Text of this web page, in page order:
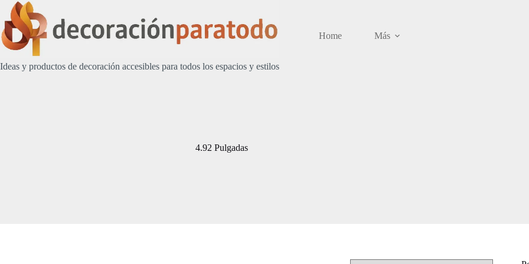
Saltar
contenido
Ideas y productos de decoración accesibles para todos los espacios y estilos
Home Más
4.92 Pulgadas